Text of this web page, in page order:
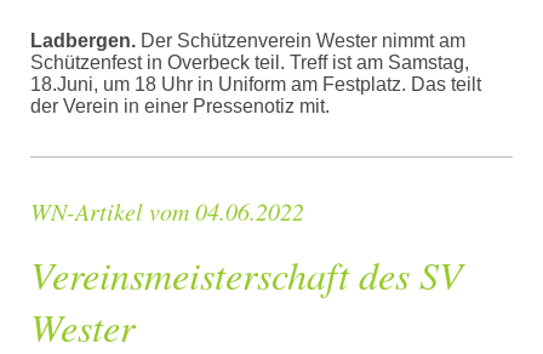
Ladbergen. Der Schützenverein Wester nimmt am
Schützenfest in Overbeck teil. Treff ist am Samstag,
18.Juni, um 18 Uhr in Uniform am Festplatz. Das teilt
der Verein in einer Pressenotiz mit.
WN-Artikel vom 04.06.2022
Vereinsmeisterschaft des SV
Wester